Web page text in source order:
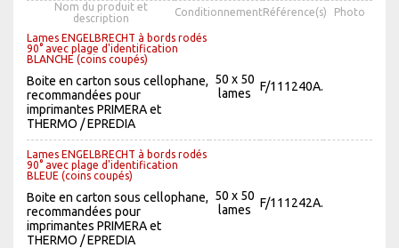
Nom du produit et
description
ConditionnementRéférence(s) Photo
Lames ENGELBRECHT à bords rodés
90° avec plage d'identification
BLANCHE (coins coupés)
Boite en carton sous cellophane,
recommandées pour
imprimantes PRIMERA et
THERMO / EPREDIA
50 x 50
lames
F/111240A.
Lames ENGELBRECHT à bords rodés
90° avec plage d'identification
BLEUE (coins coupés)
Boite en carton sous cellophane,
recommandées pour
imprimantes PRIMERA et
THERMO / EPREDIA
50 x 50
lames
F/111242A.